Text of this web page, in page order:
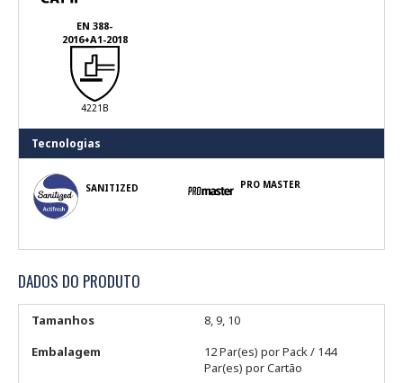
EN 388-
2016+A1-2018
4221B
Tecnologias
SANITIZED PRO MASTER
DADOS DO PRODUTO
Tamanhos
8, 9, 10
Embalagem
12 Par(es) por Pack / 144
Par(es) por Cartão